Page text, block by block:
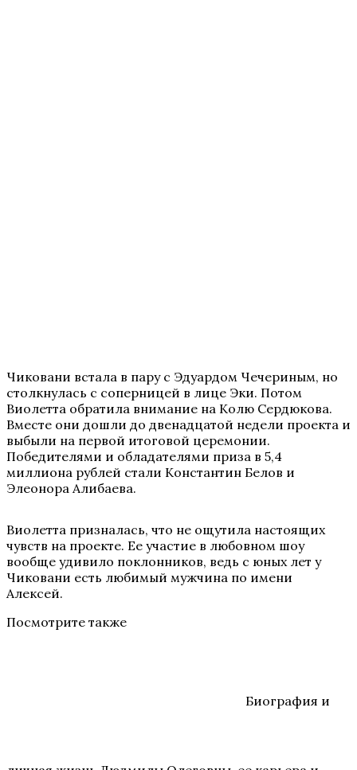
Чиковани встала в пару с Эдуардом Чечериным, но
столкнулась с соперницей в лице Эки. Потом
Виолетта обратила внимание на Колю Сердюкова.
Вместе они дошли до двенадцатой недели проекта и
выбыли на первой итоговой церемонии.
Победителями и обладателями приза в 5,4
миллиона рублей стали Константин Белов и
Элеонора Алибаева.
Виолетта призналась, что не ощутила настоящих
чувств на проекте. Ее участие в любовном шоу
вообще удивило поклонников, ведь с юных лет у
Чиковани есть любимый мужчина по имени
Алексей.
Посмотрите также
Биография и